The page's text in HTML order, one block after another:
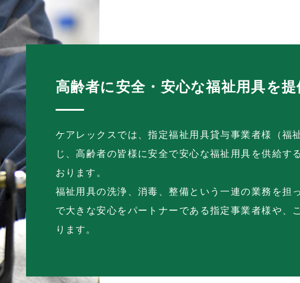
高齢者に安全・安心な福祉用具を提
ケアレックスでは、指定福祉用具貸与事業者様（福
じ、高齢者の皆様に安全で安心な福祉用具を供給す
おります。
福祉用具の洗浄、消毒、整備という一連の業務を担
で大きな安心をパートナーである指定事業者様や、
ります。